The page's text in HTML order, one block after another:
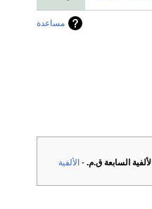
مساعدة
الألفية السابعة ق.م. - الألفية